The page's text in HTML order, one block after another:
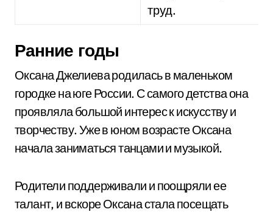
труд.
Ранние годы
Оксана Джелиева родилась в маленьком
городке на юге России. С самого детства она
проявляла большой интерес к искусству и
творчеству. Уже в юном возрасте Оксана
начала заниматься танцами и музыкой.
Родители поддерживали и поощряли ее
талант, и вскоре Оксана стала посещать